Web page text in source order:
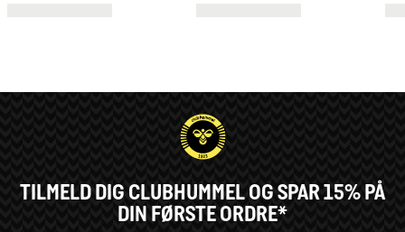
TILMELD DIG CLUBHUMMEL OG SPAR 15% PÅ
DIN FØRSTE ORDRE*